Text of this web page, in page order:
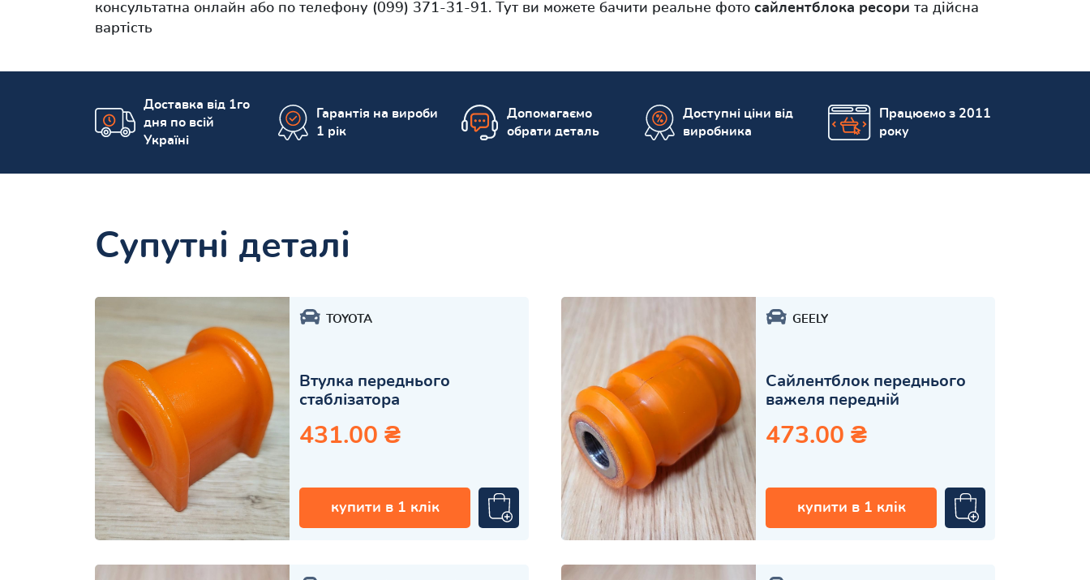
консультатна онлайн або по телефону (099) 371-31-91. Тут ви можете бачити реальне фото сайлентблока ресори та дійсна
вартість
Доставка від 1го
дня по всій
Україні
Гарантія на вироби
1 рік
Допомагаємо
обрати деталь
Доступні ціни від
виробника
Працюємо з 2011
року
Супутні деталі
TOYOTA
Втулка переднього
стаблізатора
431.00 ₴
купити в 1 клік
GEELY
Сайлентблок переднього
важеля передній
473.00 ₴
купити в 1 клік